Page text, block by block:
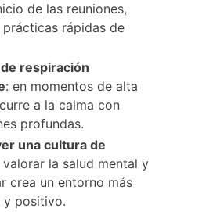
de las reuniones,
rápidas de
respiración
: en momentos de alta
a la calma con
profundas.
una cultura de
valorar la salud mental y
crea un entorno más
y positivo.